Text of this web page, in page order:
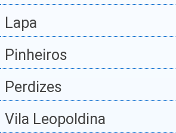
Lapa
Pinheiros
Perdizes
Vila Leopoldina